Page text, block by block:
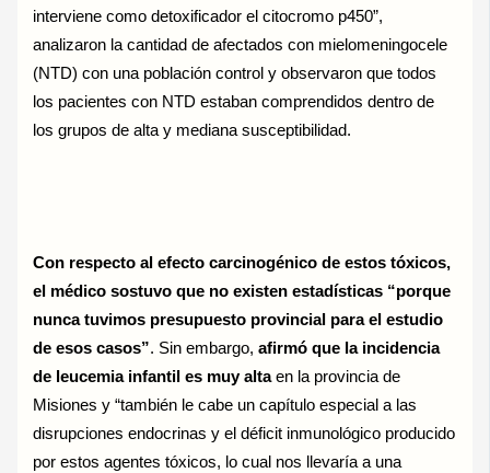
interviene como detoxificador el citocromo p450”,
analizaron la cantidad de afectados con mielomeningocele
(NTD) con una población control y observaron que todos
los pacientes con NTD estaban comprendidos dentro de
los grupos de alta y mediana susceptibilidad.
Con respecto al efecto carcinogénico de estos tóxicos,
el médico sostuvo que no existen estadísticas “porque
nunca tuvimos presupuesto provincial para el estudio
de esos casos”. Sin embargo,afirmó que la incidencia
de leucemia infantil es muy altaen la provincia de
Misiones y “también le cabe un capítulo especial a las
disrupciones endocrinas y el déficit inmunológico producido
por estos agentes tóxicos, lo cual nos llevaría a una